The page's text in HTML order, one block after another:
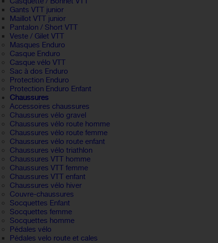
Gants VTT junior
Maillot VTT junior
Pantalon / Short VTT
Veste / Gilet VTT
Masques Enduro
Casque Enduro
Casque vélo VTT
Sac à dos Enduro
Protection Enduro
Protection Enduro Enfant
Chaussures
Accessoires chaussures
Chaussures vélo gravel
Chaussures vélo route homme
Chaussures vélo route femme
Chaussures vélo route enfant
Chaussures vélo triathlon
Chaussures VTT homme
Chaussures VTT femme
Chaussures VTT enfant
Chaussures vélo hiver
Couvre-chaussures
Socquettes Enfant
Socquettes femme
Socquettes homme
Pédales vélo
Pédales velo route et cales